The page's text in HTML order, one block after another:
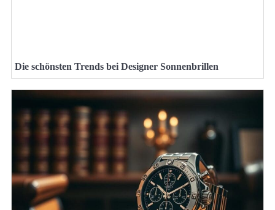
Die schönsten Trends bei Designer Sonnenbrillen